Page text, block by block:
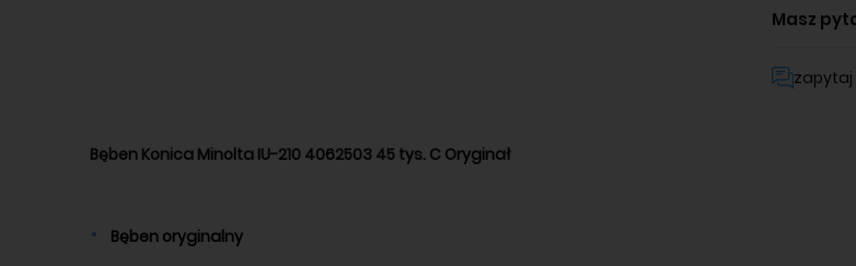
Masz
zapytaj
Bęben Konica Minolta IU-210 4062503 45 tys. C Oryginał
Bęben oryginalny